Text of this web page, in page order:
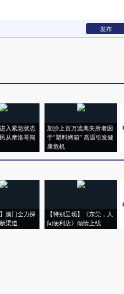
发布
入紧急状态
从摩洛哥闯
加沙上百万流离失所者困
于“塑料烤箱” 高温引发健
康危机
澳门全力探
渠道
【特别呈现】《东莞，人
间便利店》倾情上线